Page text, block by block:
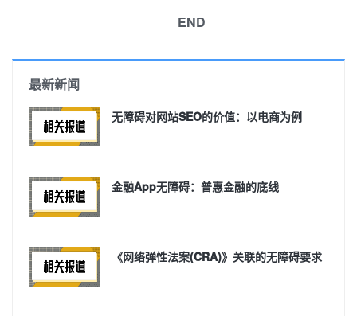
END
最新新闻
无障碍对网站SEO的价值：以电商为例
金融App无障碍：普惠金融的底线
《网络弹性法案(CRA)》关联的无障碍要求